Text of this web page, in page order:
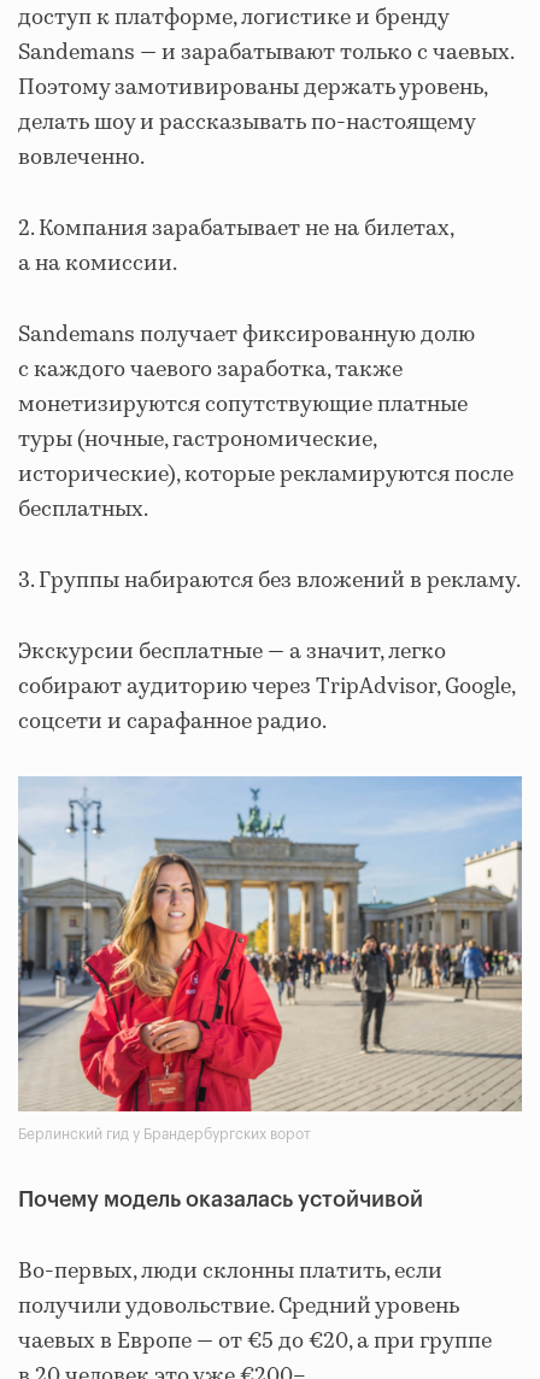
доступ к платформе, логистике и бренду
Sandemans — и зарабатывают только с чаевых.
Поэтому замотивированы держать уровень,
делать шоу и рассказывать по-настоящему
вовлеченно.
2.Компания зарабатывает не на билетах,
а на комиссии.
Sandemans получает фиксированную долю
с каждого чаевого заработка, также
монетизируются сопутствующие платные
туры (ночные, гастрономические,
исторические), которые рекламируются после
бесплатных.
3.Группы набираются без вложений в рекламу.
Экскурсии бесплатные — а значит, легко
собирают аудиторию через TripAdvisor, Google,
соцсети и сарафанное радио.
Берлинский гид у Брандербургских ворот
Почему модель оказалась устойчивой
Во-первых, люди склонны платить, если
получили удовольствие. Средний уровень
чаевых в Европе — от €5 до €20, а при группе